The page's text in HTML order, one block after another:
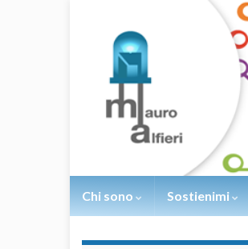
Chi sono Sostienimi